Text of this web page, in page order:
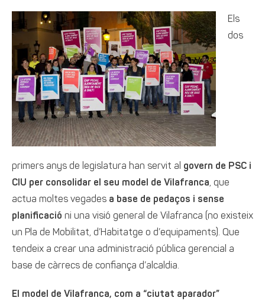
Els
dos
primers anys de legislatura han servit al govern de PSC i
CIU per consolidar el seu model de Vilafranca, que
actua moltes vegades a base de pedaços i sense
planificació ni una visió general de Vilafranca (no existeix
un Pla de Mobilitat, d’Habitatge o d’equipaments). Que
tendeix a crear una administració pública gerencial a
base de càrrecs de confiança d’alcaldia.
El model de Vilafranca, com a “ciutat aparador”